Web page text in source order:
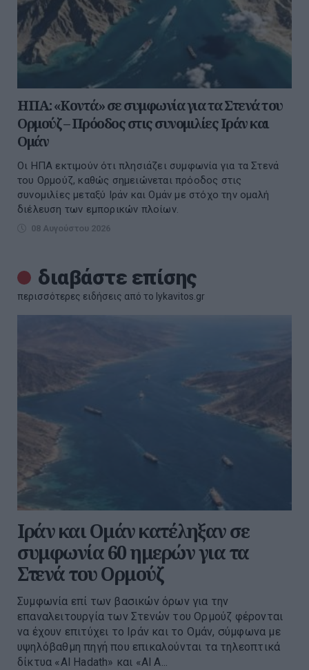
ΗΠΑ: «Κοντά» σε συμφωνία για τα Στενά του
Ορμούζ – Πρόοδος στις συνομιλίες Ιράν και
Ομάν
Οι ΗΠΑ εκτιμούν ότι πλησιάζει συμφωνία για τα Στενά
του Ορμούζ, καθώς σημειώνεται πρόοδος στις
συνομιλίες μεταξύ Ιράν και Ομάν με στόχο την ομαλή
διέλευση των εμπορικών πλοίων.
08 Αυγούστου 2026
διαβάστε επίσης
περισσότερες ειδήσεις από το lykavitos.gr
Ιράν και Ομάν κατέληξαν σε
συμφωνία 60 ημερών για τα
Στενά του Ορμούζ
Συμφωνία επί των βασικών όρων για την
επαναλειτουργία των Στενών του Ορμούζ φέρονται
να έχουν επιτύχει το Ιράν και το Ομάν, σύμφωνα με
υψηλόβαθμη πηγή που επικαλούνται τα τηλεοπτικά
δίκτυα «Al Hadath» και «Al A...